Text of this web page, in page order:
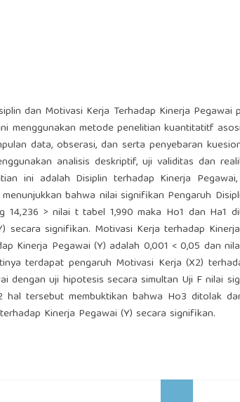
dan Motivasi Kerja Terhadap Kinerja
menggunakan metode penelitian kuantitatitf
data, obserasi, dan serta penyebaran
analisis deskriptif, uji validitas dan
ini adalah Disiplin terhadap Kinerja Pegawai,
bahwa nilai signifikan Pengaruh
> nilai t tabel 1,990 maka Ho1 dan Ha1
secara signifikan. Motivasi Kerja terhadap
Kinerja Pegawai (Y) adalah 0,001 < 0,05 dan
terdapat pengaruh Motivasi Kerja (X2)
dengan uji hipotesis secara simultan Uji F nilai
tersebut membuktikan bahwa Ho3 ditolak
Kinerja Pegawai (Y) secara signifikan.